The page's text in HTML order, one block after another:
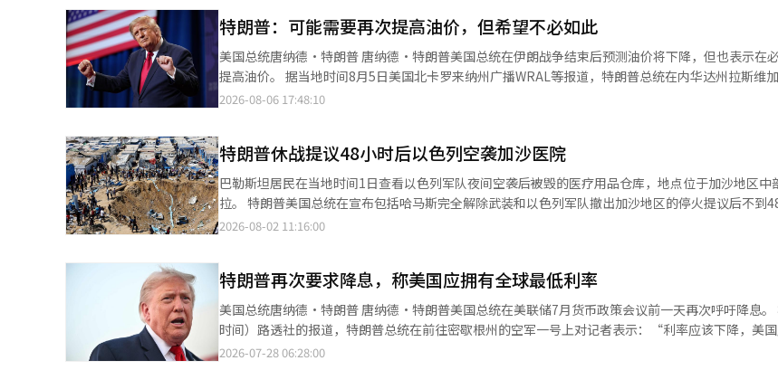
特朗普：可能需要再次提高油价，但希望不必如此
美国总统唐纳德·特朗普 唐纳德·特朗普美国总统在伊朗战争结束后预测油价将下降，但也表示在必要时可能会再次
提高油价。 据当地时间8月5日美国北卡罗来纳州广播WRAL等报道，特朗普总统在内华达州拉斯维加斯举行的经济演
讲中评价近期油价已趋于稳定，并表示：“我们可能需要再次提高油价。”他补充道：“如果我们提
的担忧。在拉斯维加斯工作的教师特里林·泰勒（60岁）指出，房价、利率和汽油价格过高。他表
所有问题都是特朗普总统的错，但我曾认为汽油价格的上涨是暂时的。现在我真心希望伊朗问题能够
朗普总统还表示，他更倾向于通过谈判与伊朗达成协议，而不是进行额外的军事攻击。他说：“与
好，因为我不想让人们死去。” 特朗普还声称，美国准备对伊朗进行自第二次世界大战以来最大规模的攻击，但因伊
朗请求谈判而未能实施。他表示：“我们已经做好了攻击的准备，但伊朗打电话来说‘请不要攻击，
政策成就，声称美国的出口达到了历史最高水平。他表示：“就在昨天，美国出口的积极消息完全点
增长，达到了美国历史最高水平。” 然而，根据美国人口普查局和经济分析局（BEA）的数据，美国6月的出口额为
3147亿美元（约合445.7万亿人民币），较上月下降0.9%。按三个月移动平均计算，出口也有所减
口增长了11.7%，但主要是由于黄金和原油等能源产品的出口增加，伊朗战争导致的能源价格上涨
本报道经人工智能（AI）系统翻译与编辑。
2026-08-06 17:48:10
特朗普休战提议48小时后以色列空袭加沙医院
巴勒斯坦居民在当地时间1日查看以色列军队夜间空袭后被毁的医疗用品仓库，地点位于加沙地区中
拉。 特朗普美国总统在宣布包括哈马斯完全解除武装和以色列军队撤出加沙地区的停火提议后不到48小时，以色列
便对加沙地区的医院进行了空袭。 据CNN报道，1日（当地时间），以色列军队的空袭导致位于加沙地区中部德尔阿
卫生部门表示，附近的难民营也遭到严重破坏，民众居住的帐篷也受到广泛损坏。 加沙地区卫生部门秘书长穆尼尔·
阿尔布尔希在声明中批评道：“药品被轰炸后，疾病将成为战争的武器。”他指出：“在加沙地区
需药品的短缺已达到51%，而摧毁医疗用品仓库是对勉强维持的医疗系统生命线的直接攻击。” 根据巴勒斯坦卫生
部门的统计，最近两天，加沙地区已有8名平民遇难，76人受伤。自去年10月停火协议宣布以来，遇
数已超过1200人。 此次空袭发生在特朗普总统于上月30日宣布哈马斯同意完全解除武装，并将推动以色列军队撤出
2026-08-02 11:16:00
特朗普再次要求降息，称美国应拥有全球最低利率
美国总统唐纳德·特朗普 唐纳德·特朗普美国总统在美联储7月货币政策会议前一天再次呼吁降息。 根据27日（当地
时间）路透社的报道，特朗普总统在前往密歇根州的空军一号上对记者表示：“利率应该下降，美
的利率。” 特朗普提到一些利率低于美国的国家，认为当前美国的利率水平过高。他还表示，降息将使美国国内生产
2026-07-28 06:28:00